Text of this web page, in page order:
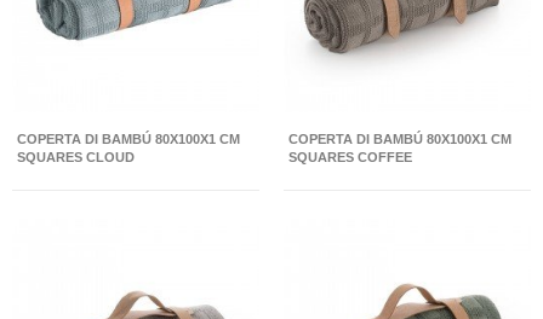
COPERTA DI BAMBÚ 80X100X1 CM
SQUARES CLOUD
COPERTA DI BAMBÚ 80X100X1 CM
SQUARES COFFEE